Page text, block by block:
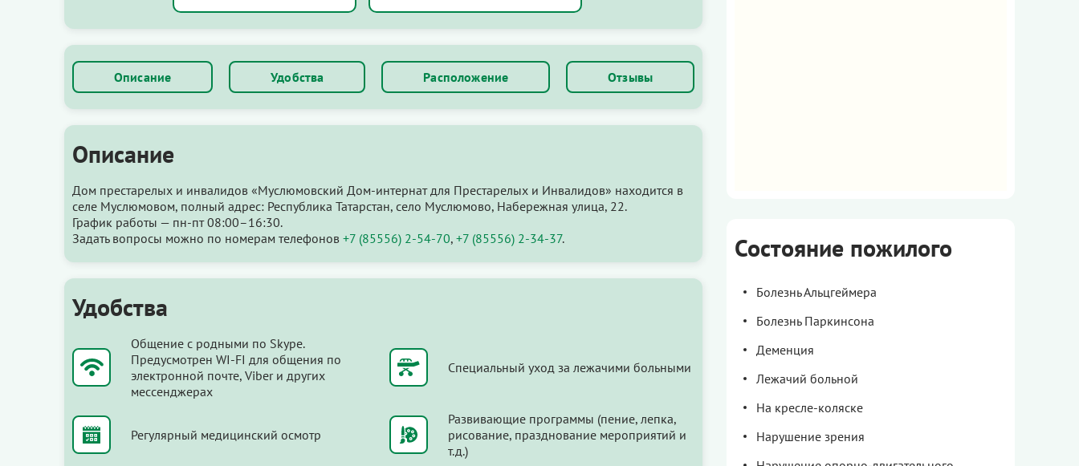
Описание Удобства Расположение Отзывы
Описание
Дом престарелых и инвалидов «Муслюмовский Дом-интернат для Престарелых и Инвалидов» находится в
селе Муслюмовом, полный адрес: Республика Татарстан, село Муслюмово, Набережная улица, 22.
График работы — пн-пт 08:00–16:30.
Задать вопросы можно по номерам телефонов +7 (85556) 2-54-70, +7 (85556) 2-34-37.
Удобства
Общение с родными по Skype.
Предусмотрен WI-FI для общения по
электронной почте, Viber и других
мессенджерах
Специальный уход за лежачими больными
Регулярный медицинский осмотр
Развивающие программы (пение, лепка,
рисование, празднование мероприятий и
т.д.)
Состояние пожилого
Болезнь Альцгеймера
Болезнь Паркинсона
Деменция
Лежачий больной
На кресле-коляске
Нарушение зрения